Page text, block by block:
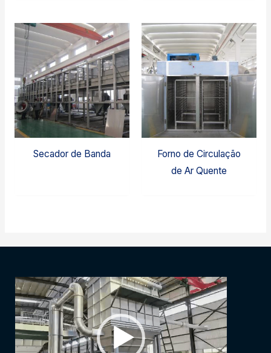
Secador de Banda
Forno de Circulação
de Ar Quente
Video
Player